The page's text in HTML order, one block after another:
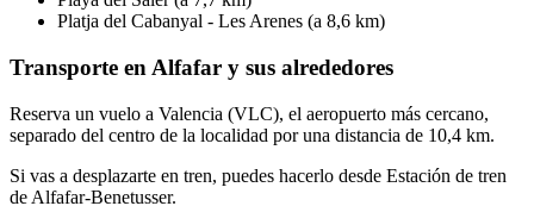
Platja del Cabanyal - Les Arenes (a 8,6 km)
Transporte en Alfafar y sus alrededores
Reserva un vuelo a Valencia (VLC), el aeropuerto más cercano,
separado del centro de la localidad por una distancia de 10,4 km.
Si vas a desplazarte en tren, puedes hacerlo desde Estación de tren
de Alfafar-Benetusser.